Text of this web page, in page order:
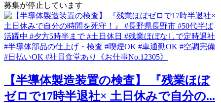
募集が停止しています
【半導体製造装置の検査】 『残業ほぼ
ゼロで17時半退社× 土日休みで自分の...